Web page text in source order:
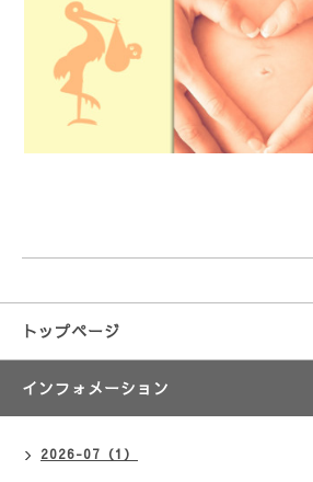
トップページ
インフォメーション
2026-07（1）